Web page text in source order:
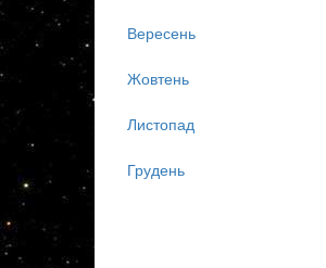
Вересень
Жовтень
Листопад
Грудень